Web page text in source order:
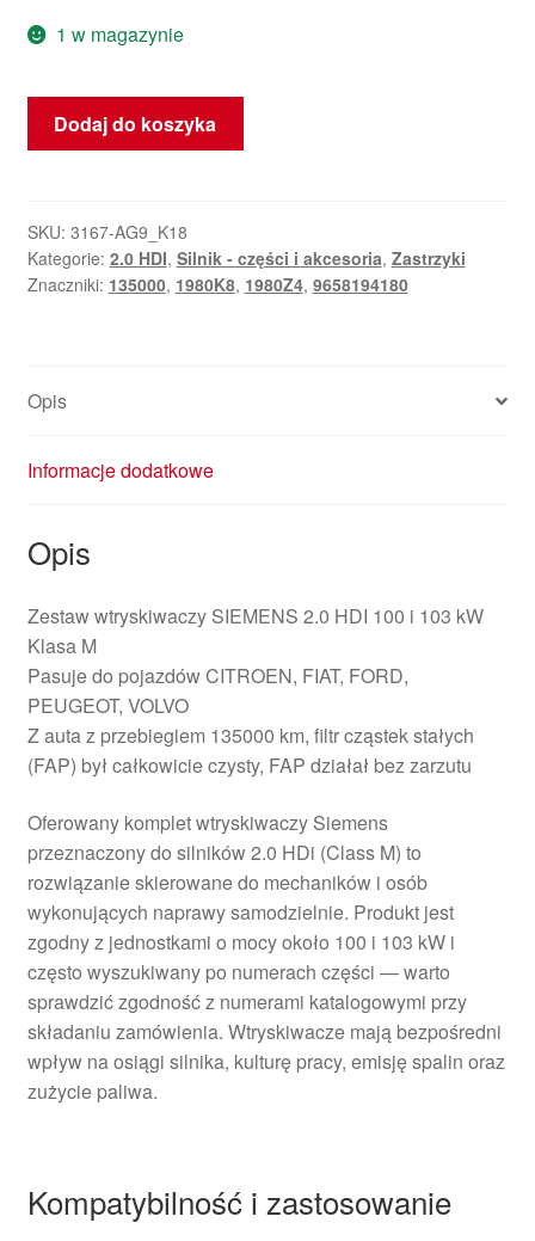
1 w magazynie
ilość
Zestaw
2.0
HDI
Klasa
przebieg
km
Dodaj do koszyka
SKU: 3167-AG9_K18
Kategorie: 2.0 HDI, Silnik - części i akcesoria, Zastrzyki
Znaczniki: 135000, 1980K8, 1980Z4, 9658194180
Opis
Informacje dodatkowe
Opis
Zestaw wtryskiwaczy SIEMENS 2.0 HDI 100 i 103 kW
Klasa M
Pasuje do pojazdów CITROEN, FIAT, FORD,
PEUGEOT, VOLVO
Z auta z przebiegiem 135000 km, filtr cząstek stałych
(FAP) był całkowicie czysty, FAP działał bez zarzutu
Oferowany komplet wtryskiwaczy Siemens
przeznaczony do silników 2.0 HDi (Class M) to
rozwiązanie skierowane do mechaników i osób
wykonujących naprawy samodzielnie. Produkt jest
zgodny z jednostkami o mocy około 100 i 103 kW i
często wyszukiwany po numerach części — warto
sprawdzić zgodność z numerami katalogowymi przy
składaniu zamówienia. Wtryskiwacze mają bezpośredni
wpływ na osiągi silnika, kulturę pracy, emisję spalin oraz
zużycie paliwa.
Kompatybilność i zastosowanie